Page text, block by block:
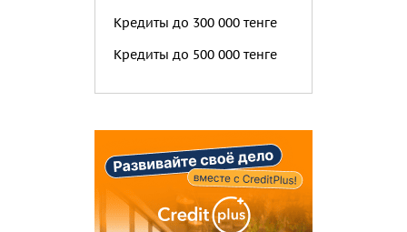
Кредиты до 300 000 тенге
Кредиты до 500 000 тенге